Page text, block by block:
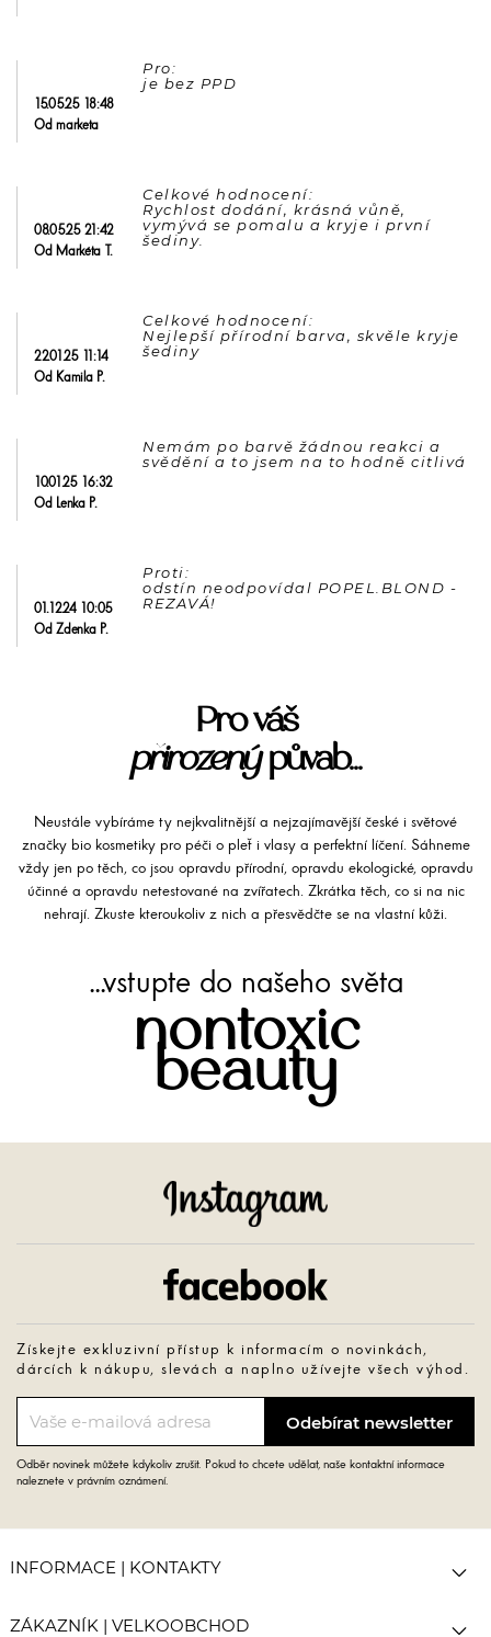
15.05.25 18:48
Od marketa
Pro:
08.05.25 21:42
Od Markéta T.
Celkové hodnocení:
Rychlost dodání, krásná vůně,
vymývá se pomalu a kryje i první
22.01.25 11:14
Od Kamila P.
Celkové hodnocení:
Nejlepší přírodní barva, skvěle kryje
10.01.25 16:32
Od Lenka P.
Nemám po barvě žádnou reakci a
svědění a to jsem na to hodně citlivá
01.12.24 10:05
Od Zdenka P.
Proti:
odstín neodpovídal POPEL.BLOND -
Pro váš
přirozenýpůvab...
Neustále vybíráme ty nejkvalitnější a nejzajímavější české i světové
značky bio kosmetiky pro péči o pleť i vlasy a perfektní líčení. Sáhneme
vždy jen po těch, co jsou opravdu přírodní, opravdu ekologické, opravdu
účinné a opravdu netestované na zvířatech. Zkrátka těch, co si na nic
nehrají. Zkuste kteroukoliv z nich a přesvědčte se na vlastní kůži.
...vstupte do našeho světa
nontoxic
beauty
Získejte exkluzivní přístup k informacím o novinkách,
dárcích k nákupu, slevách a naplno užívejte všech výhod.
Odběr novinek můžete kdykoliv zrušit. Pokud to chcete udělat, naše kontaktní informace
naleznete v právním oznámení.
INFORMACE | KONTAKTY 
ZÁKAZNÍK | VELKOOBCHOD